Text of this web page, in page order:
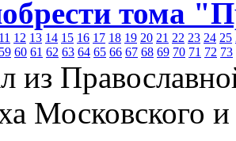
тома
11 12 13 14 15 16 17 18 19 20 21 22 23 24 25
59 60 61 62 63 64 65 66 67 68 69 70 71 72 73
из
Московского